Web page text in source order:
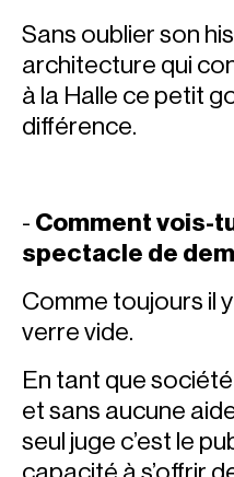
Sans oublier son
architecture qui
à la Halle ce petit
différence.
- Comment vois-
spectacle de
Comme toujours il
verre vide.
En tant que
et sans aucune
seul juge c’est le